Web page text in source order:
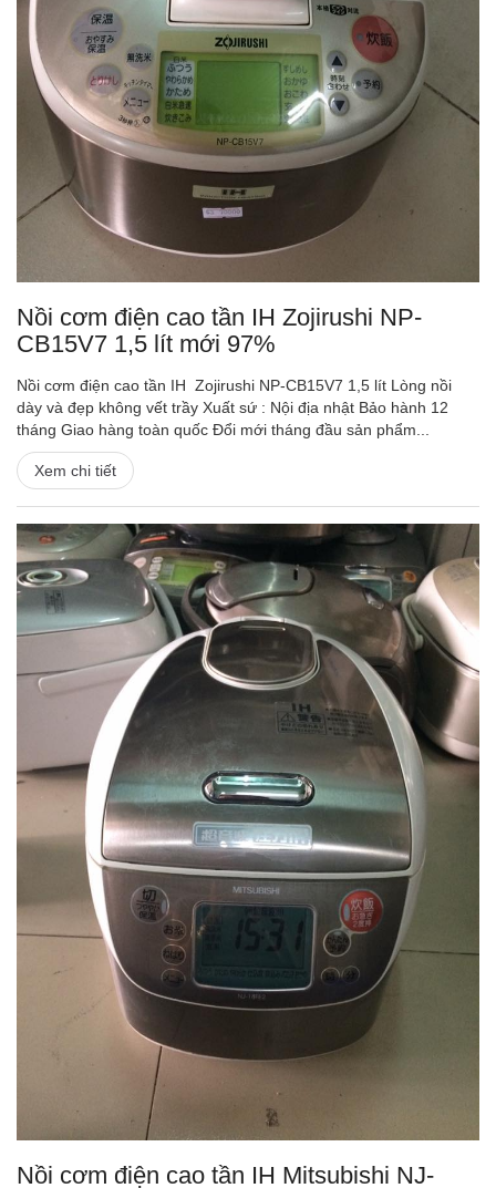
Nồi cơm điện cao tần IH Zojirushi NP-
CB15V7 1,5 lít mới 97%
Nồi cơm điện cao tần IH Zojirushi NP-CB15V7 1,5 lít Lòng nồi
dày và đẹp không vết trầy Xuất sứ : Nội địa nhật Bảo hành 12
tháng Giao hàng toàn quốc Đổi mới tháng đầu sản phẩm...
Xem chi tiết
Nồi cơm điện cao tần IH Mitsubishi NJ-